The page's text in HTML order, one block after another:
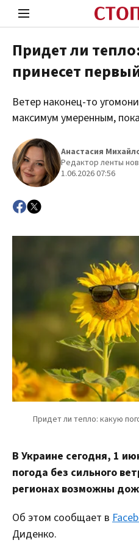
Стоп Политической Коррупции
Придет ли
принесет
Ветер наконец-то
максимум умеренным,
Анастасия
Редактор ленты
1.06.2026 07:56
В Украине сегодня, 1
погода без сильного
регионах возможны
Об этом сообщает в
Диденко.